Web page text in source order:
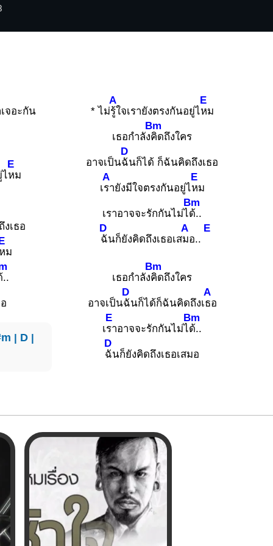
จอะกัน
E
หม
เธอ
ม
..
| D |
* ไม่
A
รู้ใจเรายังตรงกันอยู่ไ
E
หม
เธอกำลัง
Bm
คิดถึงใคร
อาจเป็น
D
ฉันก็ได้ ก็ฉันคิดถึงเธอ
เ
A
รายังมีใจตรงกันอยู่ไ
E
หม
เราอาจจะรักกันไม่ไ
Bm
ด้..
D
ฉันก็ยังคิดถึงเธอเส
A
มอ..
E
เธอกำลัง
Bm
คิดถึงใคร
อาจเป็น
D
ฉันก็ได้ก็ฉันคิดถึงเ
A
ธอ
เ
E
ราอาจจะรักกันไม่ไ
Bm
ด้..
D
ฉันก็ยังคิดถึงเธอเสมอ